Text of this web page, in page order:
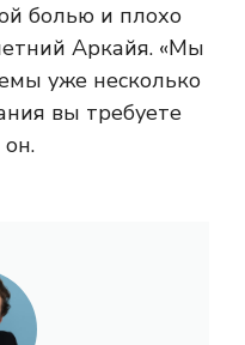
болью и плохо
Аркайя. «Мы
уже несколько
вы требуете